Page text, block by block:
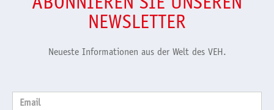
ABONNIEREN SIE UNSEREN
NEWSLETTER
Neueste Informationen aus der Welt des VEH.
Email